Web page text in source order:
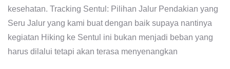
kesehatan. Tracking Sentul: Pilihan Jalur Pendakian yang
Seru Jalur yang kami buat dengan baik supaya nantinya
kegiatan Hiking ke Sentul ini bukan menjadi beban yang
harus dilalui tetapi akan terasa menyenangkan